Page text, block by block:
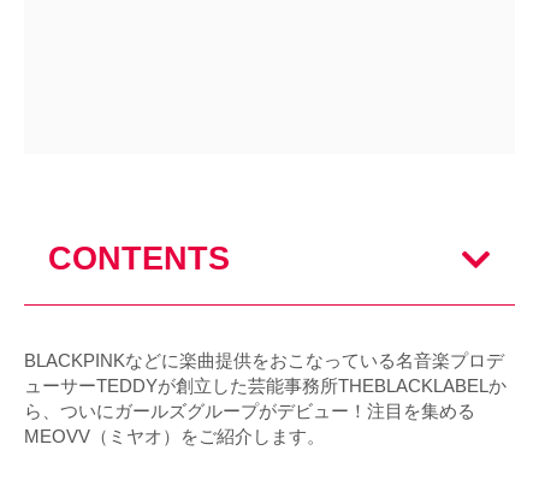
CONTENTS
BLACKPINKなどに楽曲提供をおこなっている名音楽プロデ
ューサーTEDDYが創立した芸能事務所THEBLACKLABELか
ら、ついにガールズグループがデビュー！注目を集める
MEOVV（ミヤオ）をご紹介します。